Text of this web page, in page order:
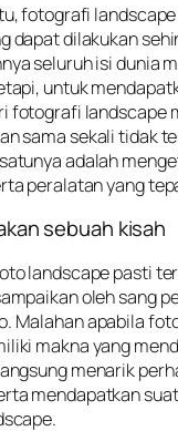
fotografi
dapat dilakukan
seluruh isi dunia
untuk
fotografi landscape
sama sekali tidak
adalah
peralatan yang
sebuah kisah
landscape pasti
oleh sang
Malahan apabila
makna yang
menarik
mendapatkan